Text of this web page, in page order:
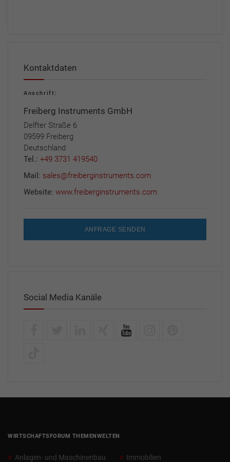
Kontaktdaten
Anschrift:
Freiberg Instruments GmbH
Delfter Straße 6
09599 Freiberg
Deutschland
Tel.: +49 3731 419540
Mail: sales@freiberginstruments.com
Website: www.freiberginstruments.com
ANFRAGE SENDEN
Social Media Kanäle
WIRTSCHAFTSFORUM THEMENWELTEN
Anlagen- und Maschinenbau
Immobilien